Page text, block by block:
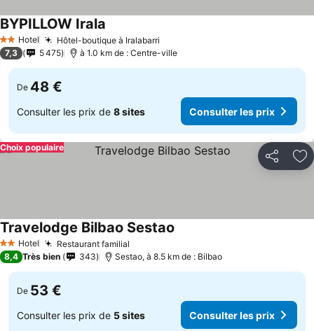
2 Étoiles
Hotel Hôtel-boutique à Iralabarri
BYPILLOW Irala
7,3 5 475 à 1.0 km de : Centre-ville
De 48 €
Consulter les prix de 8 sites Consulter les prix
Partager
Choix populaire
2 Étoiles
Hotel Restaurant familial
Travelodge Bilbao Sestao
8,4 Très bien 343 Sestao, à 8.5 km de : Bilbao
De 53 €
Consulter les prix de 5 sites Consulter les prix